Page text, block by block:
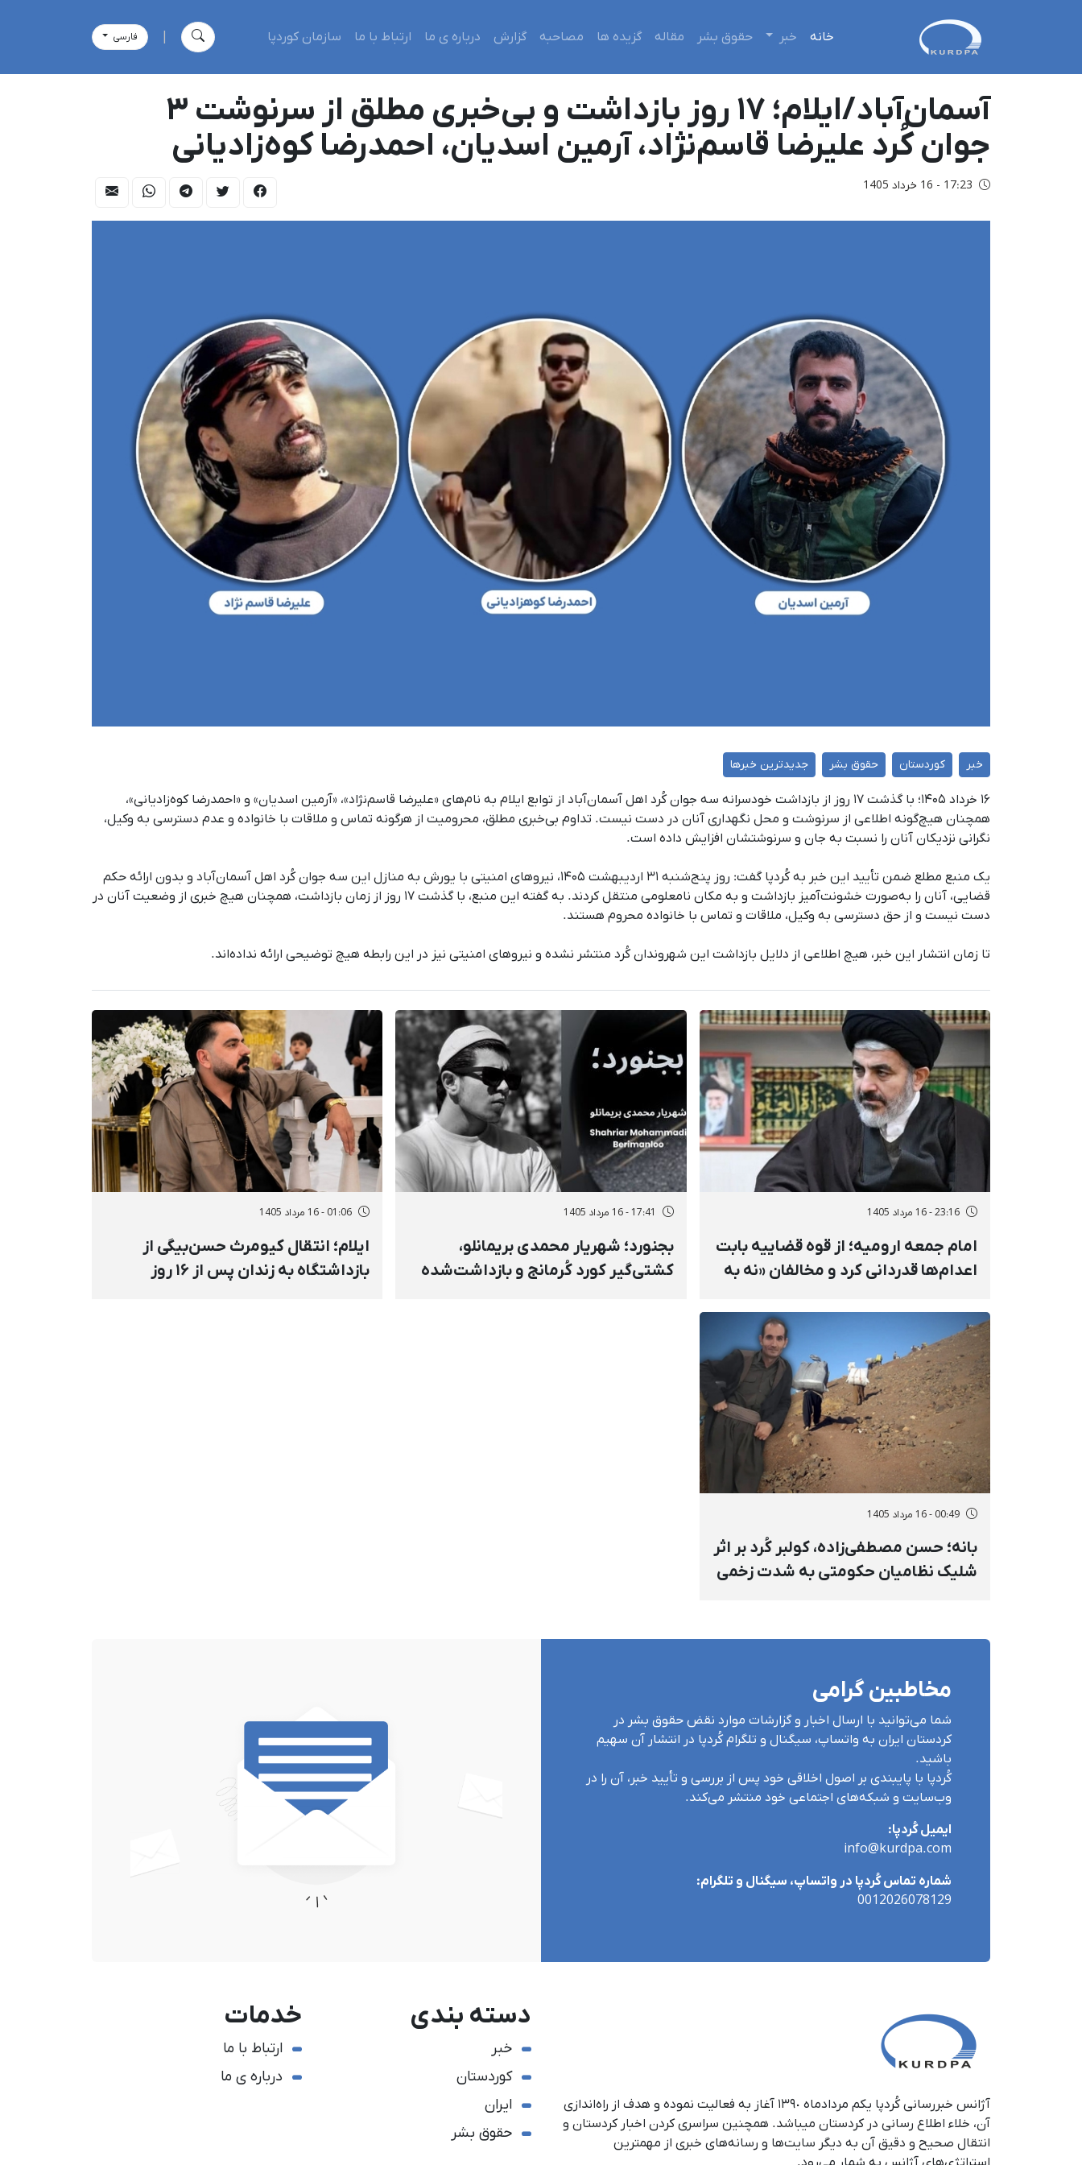
خانه خبر حقوق بشر مقاله گزیده ها مصاحبه گزارش درباره ی ما ارتباط با ما سازمان کوردپا فارسی
آسمان‌آباد/ایلام؛ ۱۷ روز بازداشت و بی‌خبری مطلق از سرنوشت ۳
جوان کُرد علیرضا قاسم‌نژاد، آرمین اسدیان، احمدرضا کوه‌زادیانی
17:23 - 16 خرداد 1405
خبر کوردستان حقوق بشر جدیدترین خبرها
۱۶ خرداد ۱۴۰۵؛ با گذشت ۱۷ روز از بازداشت خودسرانه سه جوان کُرد اهل آسمان‌آباد از توابع ایلام به نام‌های «علیرضا قاسم‌نژاد»، «آرمین اسدیان» و «احمدرضا کوه‌زادیانی»،
همچنان هیچ‌گونه اطلاعی از سرنوشت و محل نگهداری آنان در دست نیست. تداوم بی‌خبری مطلق، محرومیت از هرگونه تماس و ملاقات با خانواده و عدم دسترسی به وکیل،
نگرانی نزدیکان آنان را نسبت به جان و سرنوشتشان افزایش داده است.
یک منبع مطلع ضمن تأیید این خبر به کُردپا گفت: روز پنج‌شنبه ۳۱ اردیبهشت ۱۴۰۵، نیروهای امنیتی با یورش به منازل این سه جوان کُرد اهل آسمان‌آباد و بدون ارائه حکم
قضایی، آنان را به‌صورت خشونت‌آمیز بازداشت و به مکان نامعلومی منتقل کردند. به گفته این منبع، با گذشت ۱۷ روز از زمان بازداشت، همچنان هیچ خبری از وضعیت آنان در
دست نیست و از حق دسترسی به وکیل، ملاقات و تماس با خانواده محروم هستند.
تا زمان انتشار این خبر، هیچ اطلاعی از دلایل بازداشت این شهروندان کُرد منتشر نشده و نیروهای امنیتی نیز در این رابطه هیچ توضیحی ارائه نداده‌اند.
23:16 - 16 مرداد 1405
امام جمعه ارومیه؛ از قوه قضاییه بابت
اعدام‌ها قدردانی کرد و مخالفان «نه به
17:41 - 16 مرداد 1405
بجنورد؛ شهریار محمدی بریمانلو،
کشتی‌گیر کورد کُرمانج و بازداشت‌شده
01:06 - 16 مرداد 1405
ایلام؛ انتقال کیومرث حسن‌بیگی از
بازداشتگاه به زندان پس از ۱۶ روز
00:49 - 16 مرداد 1405
بانه؛ حسن مصطفی‌زاده، کولبر کُرد بر اثر
شلیک نظامیان حکومتی به شدت زخمی
مخاطبین گرامی
شما می‌توانید با ارسال اخبار و گزارشات موارد نقض حقوق بشر در
کردستان ایران بە واتساپ، سیگنال و تلگرام کُردپا در انتشار آن سهیم
باشید.
کُردپا با پایبندی بر اصول اخلاقی خود پس از بررسی و تأیید خبر، آن را در
وب‌سایت و شبکه‌های اجتماعی خود منتشر می‌کند.
ایمیل کُردپا:
info@kurdpa.com
شماره تماس کُردپا در واتساپ، سیگنال و تلگرام:
0012026078129
آژانس خبررسانی کُردپا یکم مردادماه ١٣٩٠ آغاز به فعالیت نموده و هدف از راه‌اندازی
آن، خلاء اطلاع رسانی در کردستان می‎باشد. همچنین سراسری کردن اخبار کردستان و
انتقال صحیح و دقیق آن به دیگر سایت‌ها و رسانه‌های خبری از مهمترین
دسته بندی
خبر
کوردستان
ایران
حقوق بشر
خدمات
ارتباط با ما
درباره ی ما